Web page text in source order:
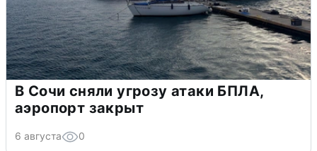
В Сочи сняли угрозу атаки БПЛА,
аэропорт закрыт
6 августа 0